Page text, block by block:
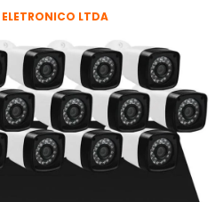
LTDA